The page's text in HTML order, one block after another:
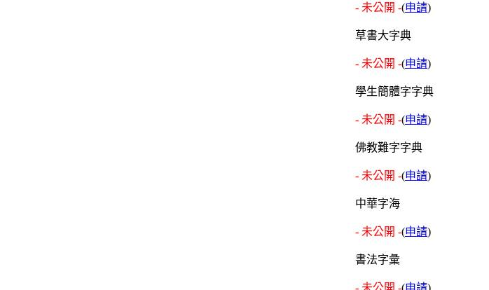
- 未公開 -(申請)
草書大字典
- 未公開 -(申請)
學生簡體字字典
- 未公開 -(申請)
佛教難字字典
- 未公開 -(申請)
中華字海
- 未公開 -(申請)
書法字彙
- 未公開 -(申請)